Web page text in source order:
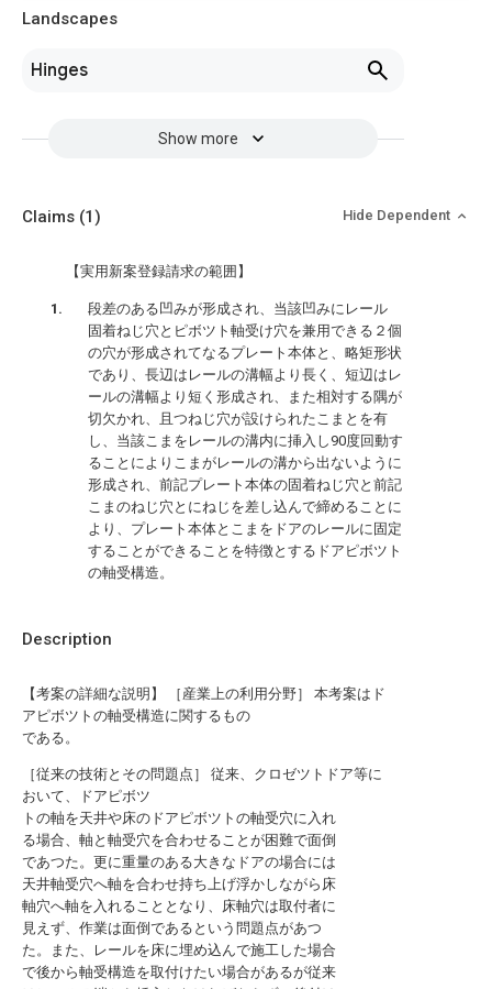
Landscapes
Hinges
Show more
Description
【考案の詳細な説明】 ［産業上の利用分野］ 本考案はド
アピボツトの軸受構造に関するもの
である。
［従来の技術とその問題点］ 従来、クロゼツトドア等に
おいて、ドアピボツ
トの軸を天井や床のドアピボツトの軸受穴に入れ
る場合、軸と軸受穴を合わせることが困難で面倒
であつた。更に重量のある大きなドアの場合には
天井軸受穴へ軸を合わせ持ち上げ浮かしながら床
軸穴へ軸を入れることとなり、床軸穴は取付者に
見えず、作業は面倒であるという問題点があつ
た。また、レールを床に埋め込んで施工した場合
で後から軸受構造を取付けたい場合があるが従来
Claims (1) Hide Dependent
【実用新案登録請求の範囲】
段差のある凹みが形成され、当該凹みにレール
固着ねじ穴とピボツト軸受け穴を兼用できる２個
の穴が形成されてなるプレート本体と、略矩形状
であり、長辺はレールの溝幅より長く、短辺はレ
ールの溝幅より短く形成され、また相対する隅が
切欠かれ、且つねじ穴が設けられたこまとを有
し、当該こまをレールの溝内に挿入し90度回動す
ることによりこまがレールの溝から出ないように
形成され、前記プレート本体の固着ねじ穴と前記
こまのねじ穴とにねじを差し込んで締めることに
より、プレート本体とこまをドアのレールに固定
することができることを特徴とするドアピボツト
の軸受構造。